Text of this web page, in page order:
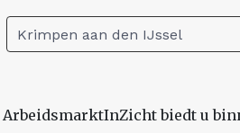
Krimpen aan den IJssel
ArbeidsmarktInZicht biedt u